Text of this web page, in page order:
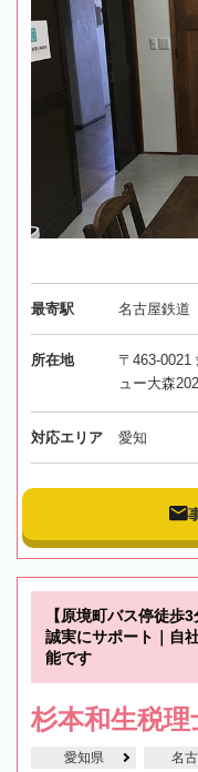
最寄駅 名古屋鉄道
所在地
〒463-0021
ュー大森202
対応エリア 愛知
【原境町バス停徒歩
誠実にサポート｜自
能です
杉本和生税理
愛知県 名